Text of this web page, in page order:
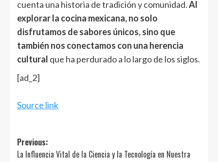
cuenta una historia de tradición y comunidad.Al
explorar la cocina mexicana, no solo
disfrutamos de sabores únicos, sino que
también nos conectamos con una herencia
cultural que ha perdurado a lo largo de los siglos.
[ad_2]
Source link
Post
Previous:
La Influencia Vital de la Ciencia y la Tecnología en Nuestra